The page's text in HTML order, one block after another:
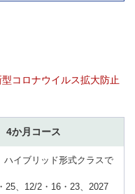
コロナウイルス拡大防止
4か月コース
イブリッド形式クラスで
25、12/2・16・23、2027